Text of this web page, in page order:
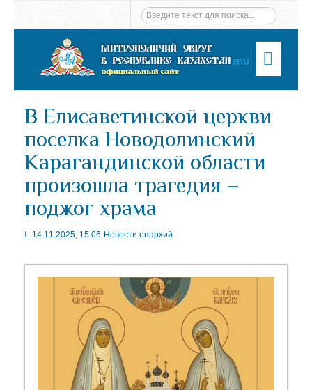
Menu
В Елисаветинской церкви
поселка Новодолинский
Карагандинской области
произошла трагедия –
поджог храма
14.11.2025, 15:06 Новости епархий